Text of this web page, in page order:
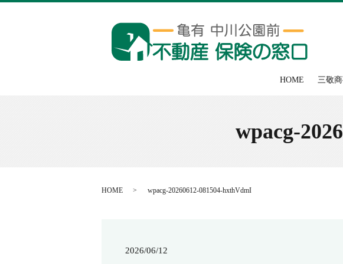
HOME 三敬
wpacg-
HOME wpacg-20260612-081504-hxthVdmI
2026/06/12